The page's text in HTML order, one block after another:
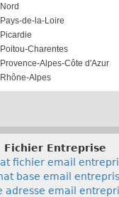
de-la-Loire
Charentes
Alpes-Côte d'Azur
Alpes
Fichier Entreprise
fichier email
base email
adresse email